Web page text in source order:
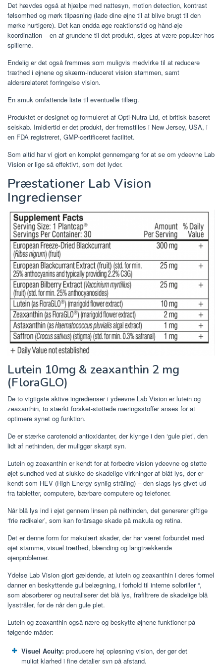
Det hævdes også at hjælpe med nattesyn, motion detection, kontrast
følsomhed og mørk tilpasning (lade dine øjne til at blive brugt til den
mørke hurtigere). Det kan endda øge reaktionstid og hånd-øje
koordination – en af ​​grundene til det produkt, siges at være populær hos
spillerne.
Endelig er det også fremmes som muligvis medvirke til at reducere
træthed i øjnene og skærm-induceret vision stammen, samt
aldersrelateret forringelse vision.
En smuk omfattende liste til eventuelle tillæg.
Produktet er designet og formuleret af Opti-Nutra Ltd, et britisk baseret
selskab. Imidlertid er det produkt, der fremstilles i New Jersey, USA, i
en FDA registreret, GMP-certificeret facilitet.
Som altid har vi gjort en komplet gennemgang for at se om ydeevne Lab
Vision er lige så effektivt, som det lyder.
Præstationer Lab Vision
Ingredienser
Lutein 10mg & zeaxanthin 2 mg
(FloraGLO)
De to vigtigste aktive ingredienser i ydeevne Lab Vision er lutein og
zeaxanthin, to stærkt forsket-støttede næringsstoffer anses for at
optimere synet og funktion.
De er stærke carotenoid antioxidanter, der klynge i den ‘gule plet’, den
lidt af nethinden, der muliggør skarpt syn.
Lutein og zeaxanthin er kendt for at forbedre vision ydeevne og støtte
øjet sundhed ved at slukke de skadelige virkninger af blåt lys, der er
kendt som HEV (High Energy synlig stråling) – den slags lys givet ud
fra tabletter, computere, bærbare computere og telefoner.
Når blå lys ind i øjet gennem linsen på nethinden, det genererer giftige
‘frie radikaler’, som kan forårsage skade på makula og retina.
Det er denne form for makulært skader, der har været forbundet med
øjet stamme, visuel træthed, blænding og langtrækkende
øjenproblemer.
Ydelse Lab Vision gjort gældende, at lutein og zeaxanthin i deres formel
danner en beskyttende gul belægning, i forhold til interne solbriller “,
som absorberer og neutraliserer det blå lys, frafiltrere de skadelige blå
lysstråler, før de når den gule plet.
Lutein og zeaxanthin også nære og beskytte øjnene funktioner på
følgende måder:
Visuel Acuity: producere høj opløsning vision, der gør det
muligt klarhed i fine detaljer syn på afstand.